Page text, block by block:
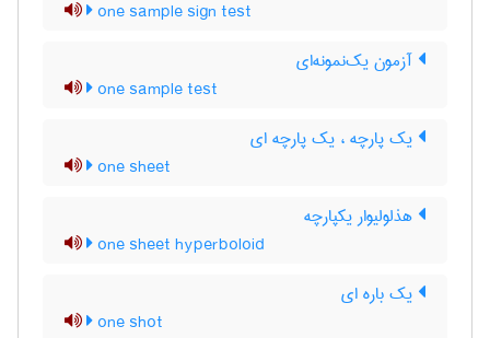
one sample sign test
آزمون یک‌نمونه‌ای
one sample test
یک پارچه ، یک پارچه ای
one sheet
هذلولیوار یکپارچه
one sheet hyperboloid
یک باره ای
one shot